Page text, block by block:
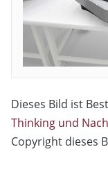
Dieses Bild ist
Thinking und
Copyright dieses